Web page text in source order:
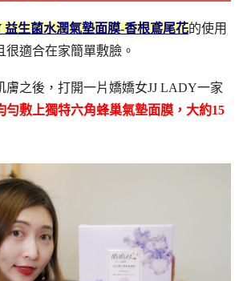
生菌水潤氣墊面膜-香根鳶尾花的使用
很適合在家簡單敷臉。
膚之後，打開一片嬌嬌女JJ LADY一家
勻敷上獨特六角蜂巢氣墊面膜，大約15